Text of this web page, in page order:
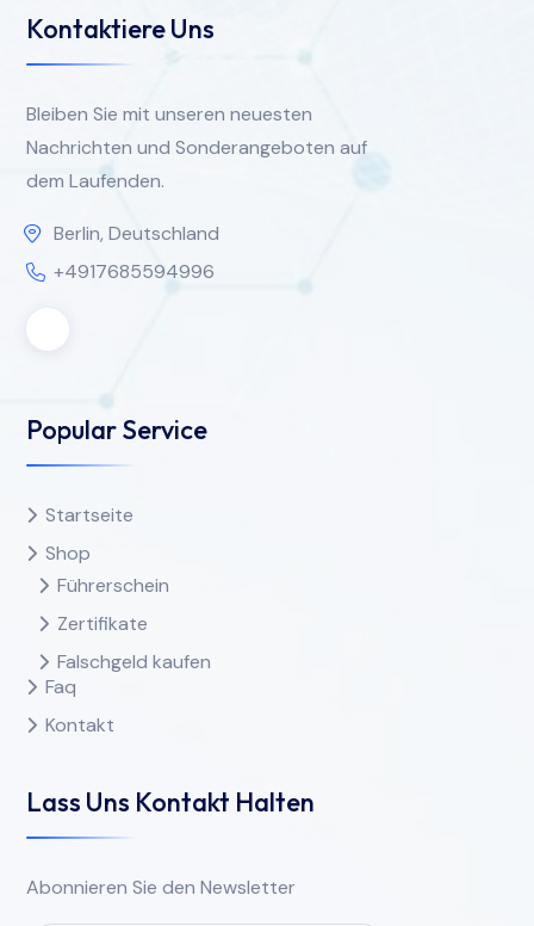
Kontaktiere Uns
Bleiben Sie mit unseren neuesten
Nachrichten und Sonderangeboten auf
dem Laufenden.
Berlin, Deutschland
+4917685594996
Popular Service
Startseite
Shop
Führerschein
Zertifikate
Falschgeld kaufen
Faq
Kontakt
Lass Uns Kontakt Halten
Abonnieren Sie den Newsletter